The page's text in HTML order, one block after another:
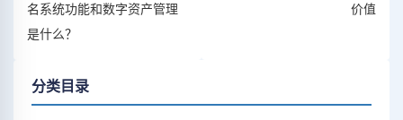
名系统功能和数字资产管理
是什么？
价值
分类目录